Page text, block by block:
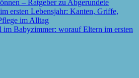
im Babyzimmer: worauf Eltern im ersten